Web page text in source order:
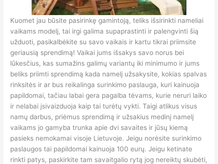
Kuomet jau būsite pasirinkę gamintoją, teliks išsirinkti nameliai
vaikams modelį, tai irgi galima supaprastinti ir palengvinti šią
užduoti, pasikalbėkite su savo vaikais ir kartu tikrai priimsite
geriausią sprendimą! Vaikai jums išsakys savo norus bei
lūkesčius, kas sumažins galimų variantų iki minimumo ir jums
beliks priimti sprendimą kada namelį užsakysite, kokias spalvas
rinksitės ir ar bus reikalinga surinkimo paslauga, kuri kainuoja
papildomai, tačiau labai gera pagalba tėvams, kurie neruri laiko
ir nelabai įsivaizduoja kaip tai turėtų vykti. Taigi atlikus visus
namų darbus, priėmus sprendimą ir užsakius medinį namelį
vaikams jo gamyba trunka apie dvi savaites ir jūsų kiemą
pasieks nemokamai visoje Lietuvoje. Jeigu norėsite surinkimo
paslaugos tai papildomai kainuoja 100 eurų. Jeigu ketinate
rinkti patys, paskirkite tam savaitgalio rytą jog nereiktų skubėti,